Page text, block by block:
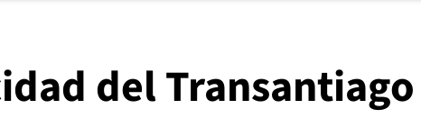
del Transantiago